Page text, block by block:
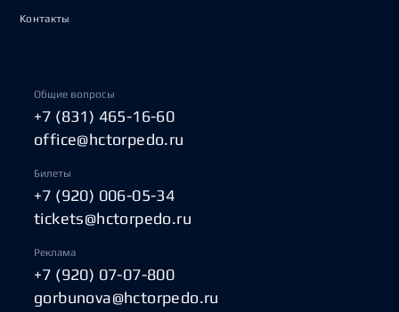
Контакты
Общие вопросы
+7 (831) 465-16-60
office@hctorpedo.ru
Билеты
+7 (920) 006-05-34
tickets@hctorpedo.ru
Реклама
+7 (920) 07-07-800
gorbunova@hctorpedo.ru